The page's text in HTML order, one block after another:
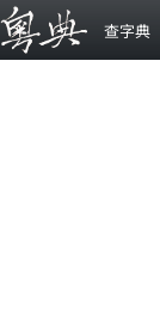
查字典